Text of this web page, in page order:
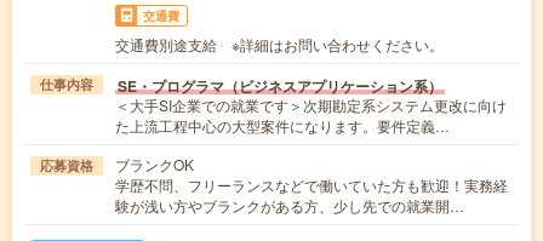
交通費
交通費別途支給 ※詳細はお問い合わせください。
仕事内容 SE・プログラマ（ビジネスアプリケーション系）
＜大手SI企業での就業です＞次期勘定系システム更改に向け
た上流工程中心の大型案件になります。要件定義…
応募資格
ブランクOK
学歴不問、フリーランスなどで働いていた方も歓迎！実務経
験が浅い方やブランクがある方、少し先での就業開…